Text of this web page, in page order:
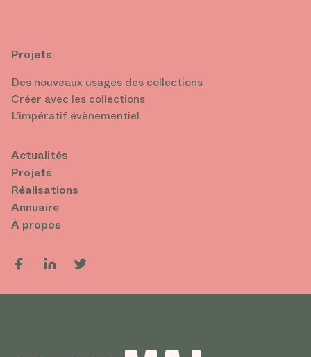
Projets
Des nouveaux usages des collections
Créer avec les collections
L’impératif évènementiel
Actualités
Projets
Réalisations
Annuaire
À propos